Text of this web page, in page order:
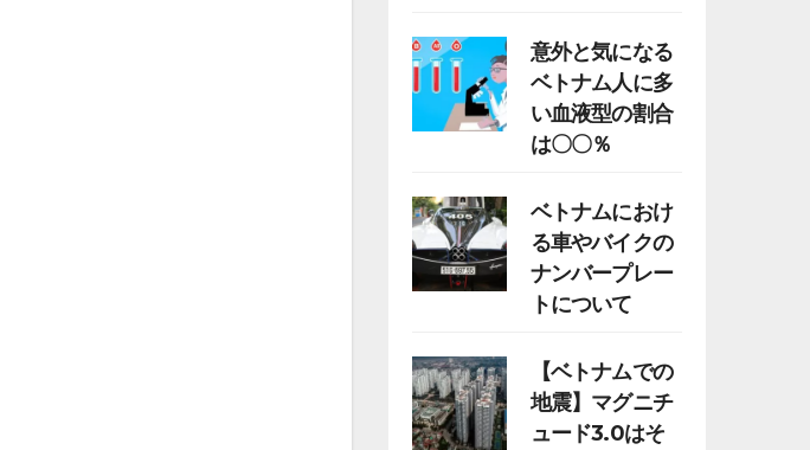
意外と気になる
ベトナム人に多
い血液型の割合
は〇〇％
ベトナムにおけ
る車やバイクの
ナンバープレー
トについて
【ベトナムでの
地震】マグニチ
ュード3.0はそ